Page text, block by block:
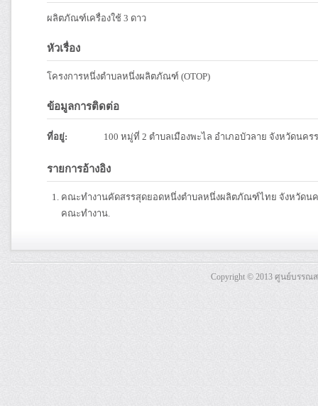
ผลิตภัณฑ์เครื่องใช้ 3 ดาว
หัวเรื่อง
โครงการหนึ่งตำบลหนึ่งผลิตภัณฑ์ (OTOP)
ข้อมูลการติดต่อ
ที่อยู่: 100 หมู่ที่ 2 ตำบลเมืองพะไล อำเภอบัวลาย จังหวัดนคร
รายการอ้างอิง
คณะทำงานคัดสรรสุดยอดหนึ่งตำบลหนึ่งผลิตภัณฑ์ไทย จังหวัดนค
คณะทำงาน.
Copyright © 2013 ศูนย์บรร